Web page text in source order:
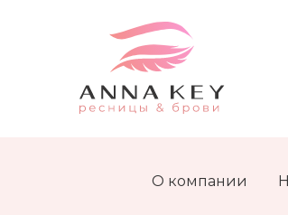
О компании